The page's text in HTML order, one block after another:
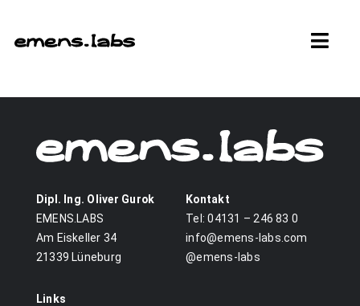
ÜBER
PRODUKTE
ENTWICKLUNG
Dipl. Ing. Oliver Gurok
EMENS.LABS
Am Eiskeller 34
21339 Lüneburg
Kontakt
Tel: 04131 – 246 83 0
info@emens-labs.com
@emens-labs
Links